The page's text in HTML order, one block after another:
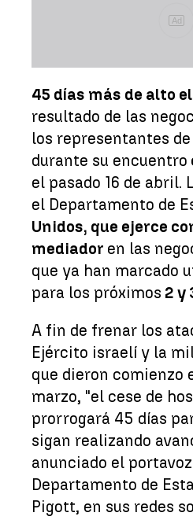
Ad
45 días más de alto
resultado de las
los representantes de
durante su encuentro
el pasado 16 de abril.
el Departamento de
Unidos, que ejerce
mediador en las
que ya han marcado
para los próximos 2 y
A fin de frenar los
Ejército israelí y la
que dieron comienzo
marzo, "el cese de
prorrogará 45 días
sigan realizando
anunciado el
Departamento de
Pigott, en sus redes